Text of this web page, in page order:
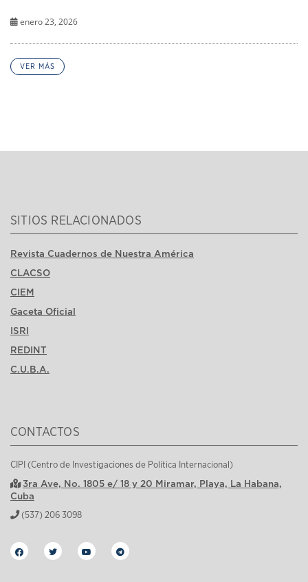
enero 23, 2026
VER MÁS
SITIOS RELACIONADOS
Revista Cuadernos de Nuestra América
CLACSO
CIEM
Gaceta Oficial
ISRI
REDINT
C.U.B.A.
CONTACTOS
CIPI (Centro de Investigaciones de Política Internacional)
3ra Ave, No. 1805 e/ 18 y 20 Miramar, Playa, La Habana,
Cuba
(537) 206 3098